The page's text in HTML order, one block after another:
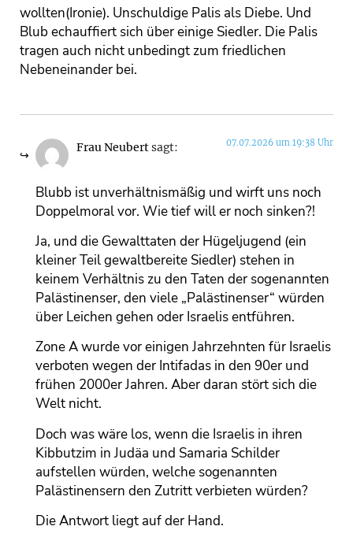
wollten(Ironie). Unschuldige Palis als Diebe. Und
Blub echauffiert sich über einige Siedler. Die Palis
tragen auch nicht unbedingt zum friedlichen
Nebeneinander bei.
Frau Neubertsagt: 07.07.2026 um 19:38 Uhr
Blubb ist unverhältnismäßig und wirft uns noch
Doppelmoral vor. Wie tief will er noch sinken?!
Ja, und die Gewalttaten der Hügeljugend (ein
kleiner Teil gewaltbereite Siedler) stehen in
keinem Verhältnis zu den Taten der sogenannten
Palästinenser, den viele „Palästinenser“ würden
über Leichen gehen oder Israelis entführen.
Zone A wurde vor einigen Jahrzehnten für Israelis
verboten wegen der Intifadas in den 90er und
frühen 2000er Jahren. Aber daran stört sich die
Welt nicht.
Doch was wäre los, wenn die Israelis in ihren
Kibbutzim in Judäa und Samaria Schilder
aufstellen würden, welche sogenannten
Palästinensern den Zutritt verbieten würden?
Die Antwort liegt auf der Hand.